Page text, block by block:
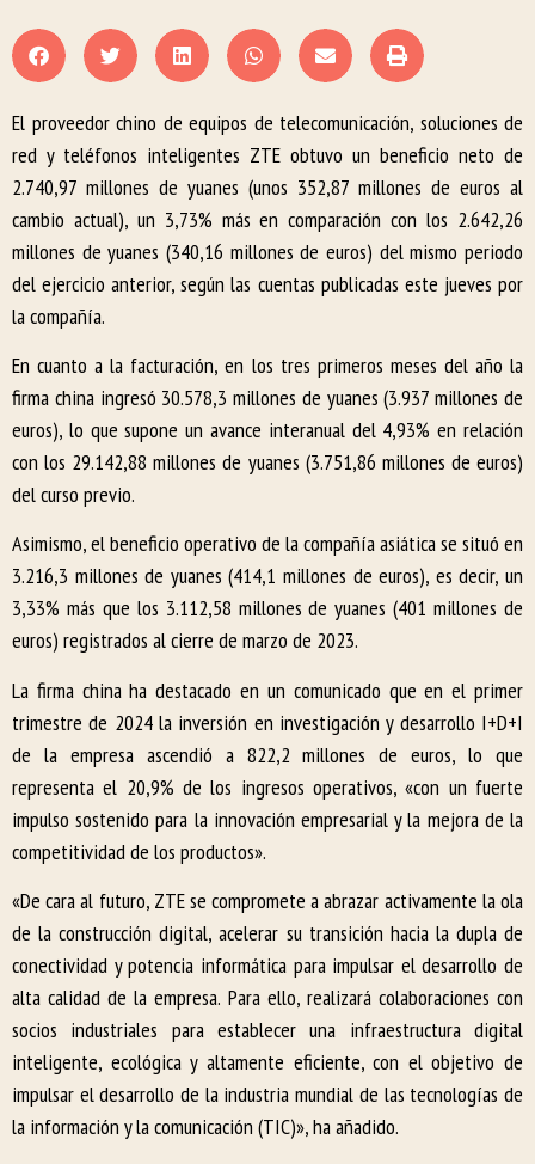
El proveedor chino de equipos de telecomunicación, soluciones de
red y teléfonos inteligentes ZTE obtuvo un beneficio neto de
2.740,97 millones de yuanes (unos 352,87 millones de euros al
cambio actual), un 3,73% más en comparación con los 2.642,26
millones de yuanes (340,16 millones de euros) del mismo periodo
del ejercicio anterior, según las cuentas publicadas este jueves por
la compañía.
En cuanto a la facturación, en los tres primeros meses del año la
firma china ingresó 30.578,3 millones de yuanes (3.937 millones de
euros), lo que supone un avance interanual del 4,93% en relación
con los 29.142,88 millones de yuanes (3.751,86 millones de euros)
del curso previo.
Asimismo, el beneficio operativo de la compañía asiática se situó en
3.216,3 millones de yuanes (414,1 millones de euros), es decir, un
3,33% más que los 3.112,58 millones de yuanes (401 millones de
euros) registrados al cierre de marzo de 2023.
La firma china ha destacado en un comunicado que en el primer
trimestre de 2024 la inversión en investigación y desarrollo I+D+I
de la empresa ascendió a 822,2 millones de euros, lo que
representa el 20,9% de los ingresos operativos, «con un fuerte
impulso sostenido para la innovación empresarial y la mejora de la
competitividad de los productos».
«De cara al futuro, ZTE se compromete a abrazar activamente la ola
de la construcción digital, acelerar su transición hacia la dupla de
conectividad y potencia informática para impulsar el desarrollo de
alta calidad de la empresa. Para ello, realizará colaboraciones con
socios industriales para establecer una infraestructura digital
inteligente, ecológica y altamente eficiente, con el objetivo de
impulsar el desarrollo de la industria mundial de las tecnologías de
la información y la comunicación (TIC)», ha añadido.